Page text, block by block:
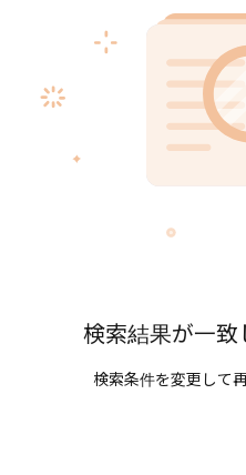
検索結果が一致
検索条件を変更して